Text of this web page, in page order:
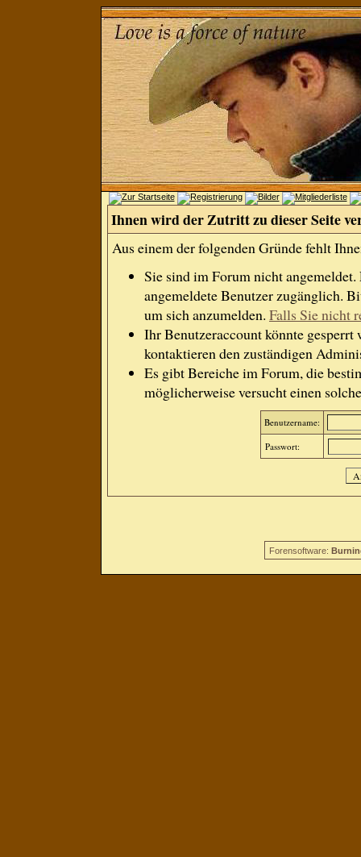
Ihnen wird der Zutritt zu dieser Seite
Aus einem der folgenden Gründe fehlt
Sie sind im Forum nicht
angemeldete Benutzer zugänglich.
um sich anzumelden. Falls Sie nicht
Ihr Benutzeraccount könnte gesperrt
kontaktieren den zuständigen
Es gibt Bereiche im Forum, die
möglicherweise versucht einen
Benutzername:
Passwort:
Forensoftware: